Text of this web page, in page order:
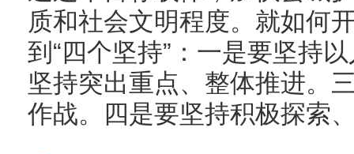
质和社会文明程度。就如何
到“四个坚持”：一是要坚持
坚持突出重点、整体推进。
作战。四是要坚持积极探索